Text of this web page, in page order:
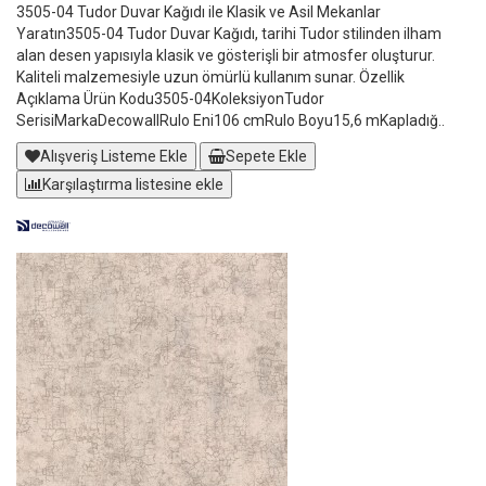
3505-04 Tudor Duvar Kağıdı ile Klasik ve Asil Mekanlar
Yaratın3505-04 Tudor Duvar Kağıdı, tarihi Tudor stilinden ilham
alan desen yapısıyla klasik ve gösterişli bir atmosfer oluşturur.
Kaliteli malzemesiyle uzun ömürlü kullanım sunar. Özellik
Açıklama Ürün Kodu3505-04KoleksiyonTudor
SerisiMarkaDecowallRulo Eni106 cmRulo Boyu15,6 mKapladığ..
Alışveriş Listeme Ekle
Sepete Ekle
Karşılaştırma listesine ekle